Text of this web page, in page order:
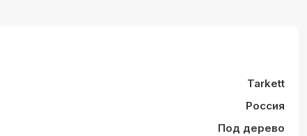
Tarkett
Россия
Под дерево